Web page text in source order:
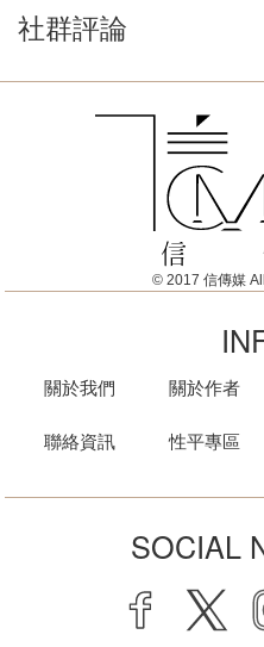
社群評論
© 2017 信傳媒
關於我們
聯絡資訊
關於作者
性平專區
SOCIAL
facebook